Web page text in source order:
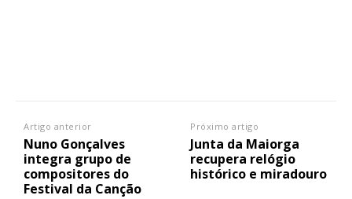
Artigo anterior
Nuno Gonçalves
integra grupo de
compositores do
Festival da Canção
Próximo artigo
Junta da Maiorga
recupera relógio
histórico e miradouro